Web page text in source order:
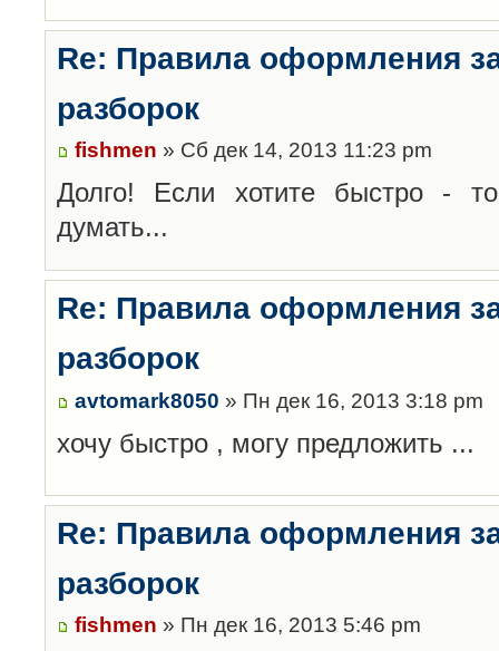
Re: Правила оформления
разборок
fishmen » Сб дек 14, 2013 11:23 pm
Долго! Если хотите быстро -
думать...
Re: Правила оформления
разборок
avtomark8050 » Пн дек 16, 2013 3:18 pm
хочу быстро , могу предложить ...
Re: Правила оформления
разборок
fishmen » Пн дек 16, 2013 5:46 pm